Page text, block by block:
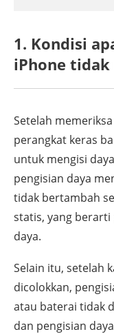
1. Kondisi
iPhone tidak
Setelah
perangkat keras
untuk mengisi
pengisian daya
tidak bertambah
statis, yang
daya.
Selain itu, setelah
dicolokkan,
atau baterai tidak
dan pengisian